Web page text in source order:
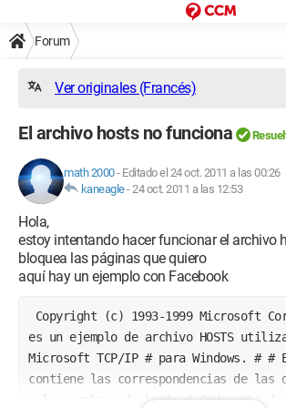
Forum
Ver originales (Francés)
El archivo hosts no funciona
math 2000- Editado el 24 oct. 2011 a las 00:26
kaneagle-24 oct. 2011 a las 12:53
Hola,
estoy intentando hacer funcionar el archivo
bloquea las páginas que quiero
aquí hay un ejemplo con Facebook
es un ejemplo de archivo HOSTS
Microsoft TCP/IP # para Windows. # #
contiene las correspondencias de las
a los nombres de host. # Cada entrada